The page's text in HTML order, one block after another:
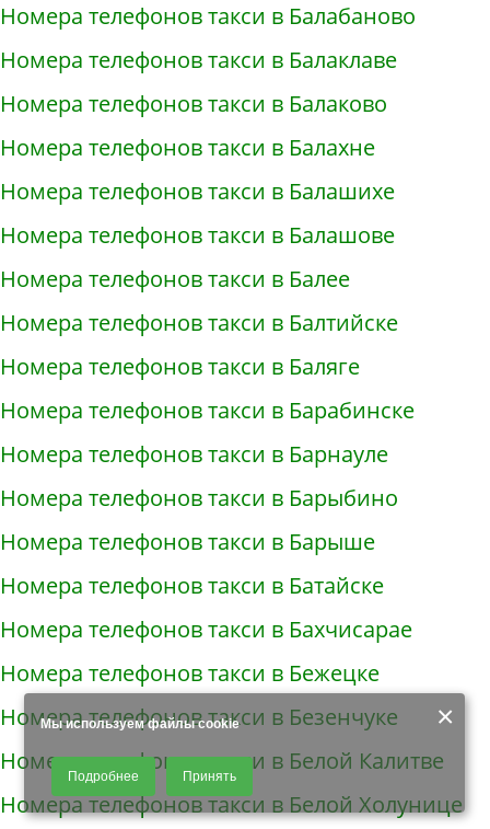
×
Мы используем файлы cookie
Продолжая использовать наш сайт, Вы даете согласие на обработку
файлов - COOKIES, пользовательских данных (файлы-cookies, IP-адрес,
данные об идентификаторе браузера, дата и время осуществления
доступа к сайту, история поисковых запросов) для сбора аналитической и
Подробнее Принять
Номера телефонов такси в Балабаново
Номера телефонов такси в Балаклаве
Номера телефонов такси в Балаково
Номера телефонов такси в Балахне
Номера телефонов такси в Балашихе
Номера телефонов такси в Балашове
Номера телефонов такси в Балее
Номера телефонов такси в Балтийске
Номера телефонов такси в Баляге
Номера телефонов такси в Барабинске
Номера телефонов такси в Барнауле
Номера телефонов такси в Барыбино
Номера телефонов такси в Барыше
Номера телефонов такси в Батайске
Номера телефонов такси в Бахчисарае
Номера телефонов такси в Бежецке
Номера телефонов такси в Безенчуке
Номера телефонов такси в Белой Калитве
Номера телефонов такси в Белой Холунице